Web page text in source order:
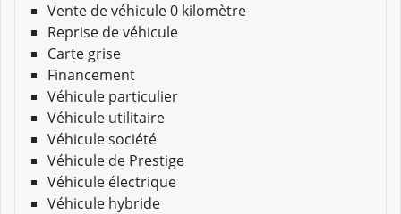
Vente de véhicule 0 kilomètre
Reprise de véhicule
Carte grise
Financement
Véhicule particulier
Véhicule utilitaire
Véhicule société
Véhicule de Prestige
Véhicule électrique
Véhicule hybride